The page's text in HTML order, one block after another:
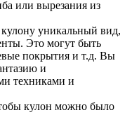
или вырезания из
уникальный вид,
Это могут быть
покрытия и т.д. Вы
и
техниками и
кулон можно было